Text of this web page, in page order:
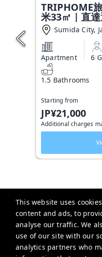
This website uses
content and ads, to
analyse our traffic. We
use of our site with our
analytics partners who
TRIPHOME
米33㎡｜直
一樓便利｜車
Sumida City,
Apartment 6
1.5 Bathrooms
Starting from
JP¥21,000
Additional charges
2-chōme-13-6 Ōkubo,
+81